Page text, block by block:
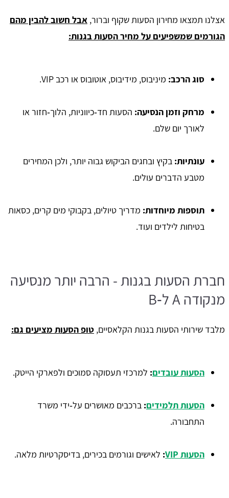
אצלנו תמצאו מחירון הסעות שקוף וברור, אבל חשוב להבין מהם
הגורמים שמשפיעים על מחיר הסעות בגנות:
סוג הרכב: מיניבוס, מידיבוס, אוטובוס או רכב VIP.
מרחק וזמן הנסיעה: הסעות חד‑כיווניות, הלוך‑חזור או
לאורך יום שלם.
עונתיות: בקיץ ובחגים הביקוש גבוה יותר, ולכן המחירים
מטבע הדברים עולים.
תוספות מיוחדות: מדריך טיולים, בקבוקי מים קרים, כסאות
בטיחות לילדים ועוד.
חברת הסעות בגנות - הרבה יותר מנסיעה
מנקודה A ל‑B
מלבד שירותי הסעות בגנות הקלאסיים, טופ הסעות מציעים גם:
הסעות עובדים: למרכזי תעסוקה סמוכים ולפארקי הייטק.
הסעות תלמידים: ברכבים מאושרים על‑ידי משרד
התחבורה.
הסעות VIP : לאישים וגורמים בכירים, בדיסקרטיות מלאה.